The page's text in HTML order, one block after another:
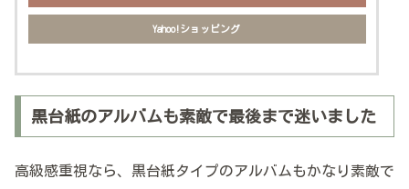
Yahoo!ショッピング
黒台紙のアルバムも素敵で最後まで迷いました
高級感重視なら、黒台紙タイプのアルバムもかなり素敵で